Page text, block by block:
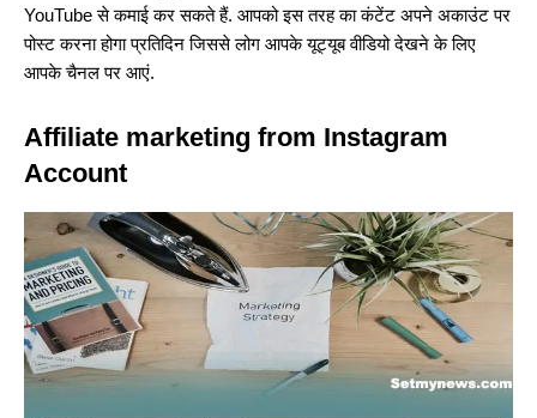
YouTube से कमाई कर सकते हैं. आपको इस तरह का कंटेंट अपने अकाउंट पर
पोस्ट करना होगा प्रतिदिन जिससे लोग आपके यूट्यूब वीडियो देखने के लिए
आपके चैनल पर आएं.
Affiliate marketing from Instagram
Account